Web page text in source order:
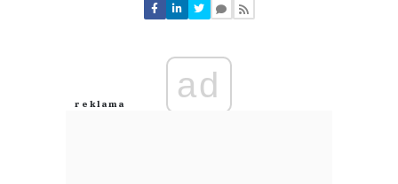
Nie znaleziono komentarzy
Zostaw swoje komentarze
Anuluj
ad